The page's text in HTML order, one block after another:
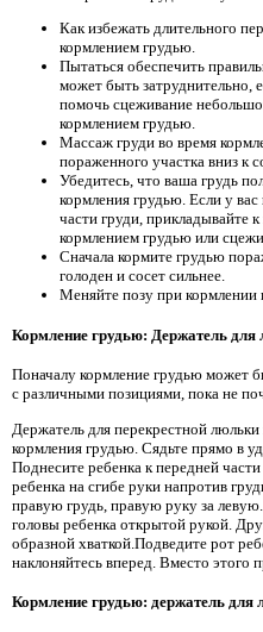
Как избежать длительного
кормлением грудью.
Пытаться обеспечить
может быть затруднительно,
помочь сцеживание
кормлением грудью.
Массаж груди во время
пораженного участка вниз к
Убедитесь, что ваша грудь
кормления грудью. Если у
части груди, прикладывайте
кормлением грудью или
Сначала кормите грудью
голоден и сосет сильнее.
Меняйте позу при кормлении
Кормление грудью: Держатель для
Поначалу кормление грудью может
с различными позициями, пока не
Держатель для перекрестной
кормления грудью. Сядьте прямо в
Поднесите ребенка к передней
ребенка на сгибе руки напротив
правую грудь, правую руку за
головы ребенка открытой рукой.
образной хваткой.Подведите рот
наклоняйтесь вперед. Вместо этого
Кормление грудью: держатель для